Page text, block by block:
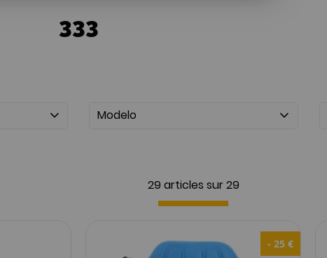
333
Modelo
29 articles sur 29
- 25 €